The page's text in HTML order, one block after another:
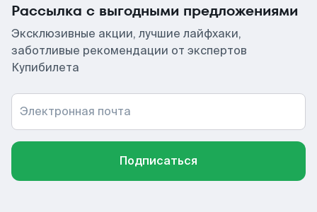
Рассылка с выгодными предложениями
Эксклюзивные акции, лучшие лайфхаки,
заботливые рекомендации от экспертов
Купибилета
Электронная почта
Подписаться